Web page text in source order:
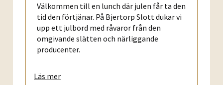
Välkommen till en lunch där julen får ta den
tid den förtjänar. På Bjertorp Slott dukar vi
upp ett julbord med råvaror från den
omgivande slätten och närliggande
producenter.
Läs mer